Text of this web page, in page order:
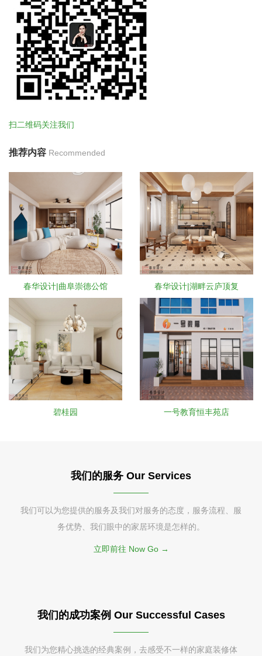
扫二维码关注我们
推荐内容 Recommended
春华设计|曲阜崇德公馆 春华设计|湖畔云庐顶复
碧桂园 一号教育恒丰苑店
我们的服务 Our Services
我们可以为您提供的服务及我们对服务的态度，服务流程、服
务优势、我们眼中的家居环境是怎样的。
立即前往 Now Go →
我们的成功案例 Our Successful Cases
我们为您精心挑选的经典案例，去感受不一样的家庭装修体